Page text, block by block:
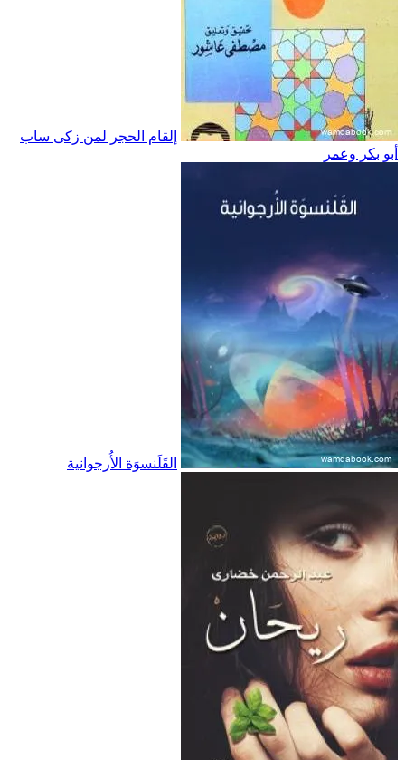
إلقام الحجر لمن زكى ساب
أبو بكر وعمر
القَلَنسوَة الأُرجوانية